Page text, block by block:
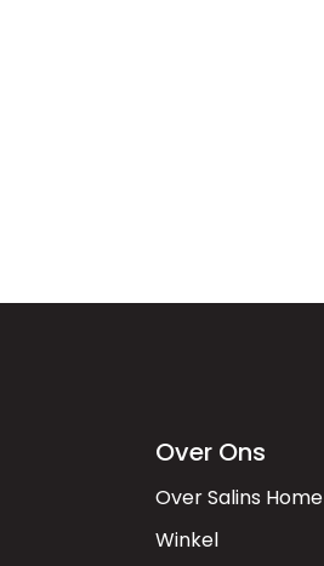
Over Ons
Over Salins Home
Winkel